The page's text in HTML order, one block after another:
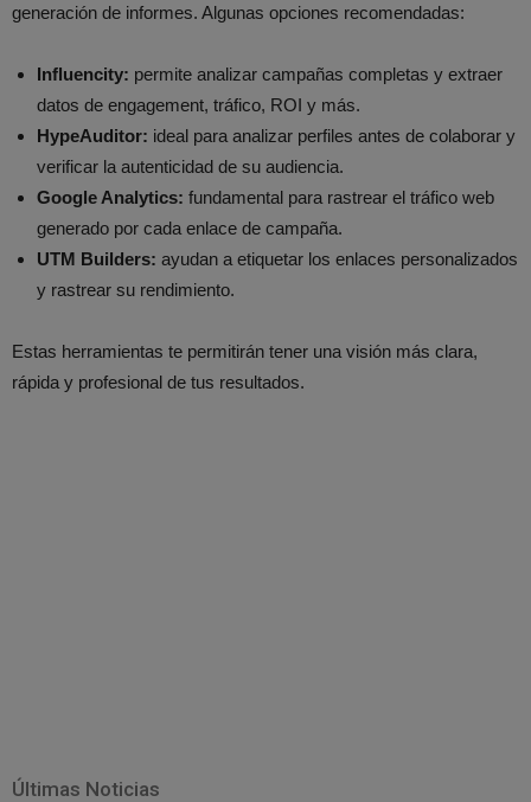
generación de informes. Algunas opciones recomendadas:
Influencity: permite analizar campañas completas y extraer
datos de engagement, tráfico, ROI y más.
HypeAuditor: ideal para analizar perfiles antes de colaborar y
verificar la autenticidad de su audiencia.
Google Analytics: fundamental para rastrear el tráfico web
generado por cada enlace de campaña.
UTM Builders: ayudan a etiquetar los enlaces personalizados
y rastrear su rendimiento.
Estas herramientas te permitirán tener una visión más clara,
rápida y profesional de tus resultados.
Últimas Noticias